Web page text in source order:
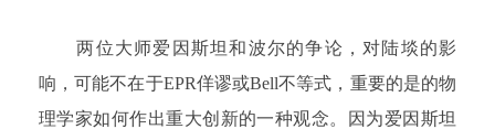
两位大师爱因斯坦和波尔的争论，对陆埮的影
响，可能不在于EPR佯谬或Bell不等式，重要的是的物
理学家如何作出重大创新的一种观念。因为爱因斯坦